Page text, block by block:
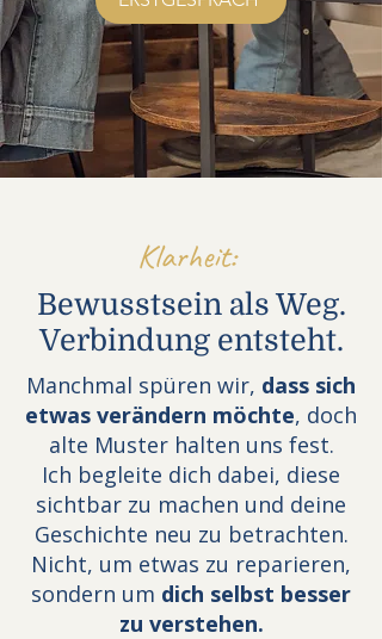
Klarheit:
Bewusstsein als Weg.
Verbindung entsteht.
Manchmal spüren wir, dass sich
etwas verändern möchte, doch
alte Muster halten uns fest.
Ich begleite dich dabei, diese
sichtbar zu machen und deine
Geschichte neu zu betrachten.
Nicht, um etwas zu reparieren,
sondern um dich selbst besser
zu verstehen.